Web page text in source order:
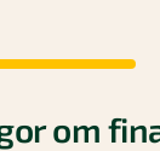
om